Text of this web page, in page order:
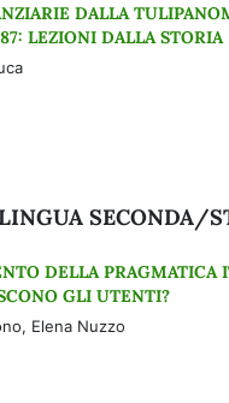
DALLA
LEZIONI DALLA STORIA
SECONDA/
DELLA PRAGMATICA
GLI UTENTI?
Elena Nuzzo